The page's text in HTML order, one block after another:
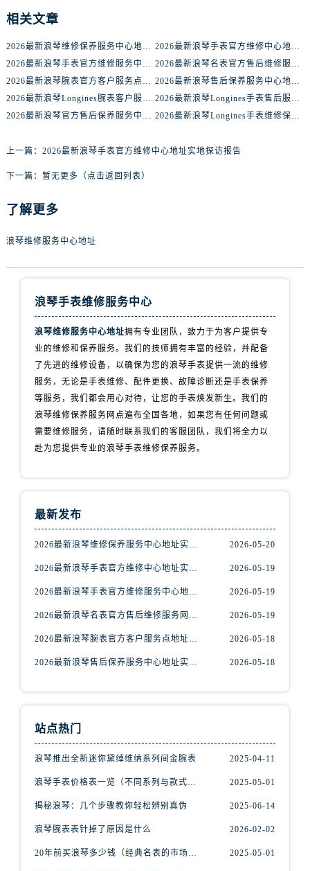
青海省海北藏族自治州海晏县将军路浪琴售后服务中心（需提前预约）
青海省海东市乐都区滨河路浪琴售后服务中心（需提前预约）
青海省海南藏族自治州共和县青海湖大街浪琴售后服务中心（需提前预约）
青海省海西蒙古族藏族自治州德令哈市柴达木路浪琴售后服务中心（需提前预约）
青海省黄南藏族自治州同仁市德合隆路浪琴售后服务中心（需提前预约）
陕西省渭南市临渭区东风大街浪琴售后服务中心（需提前预约）
新疆维吾尔自治区博乐市博乐市北京路浪琴售后服务中心（需提前预约）
新疆维吾尔自治区库尔勒市库尔勒市人民东路浪琴售后服务中心（需提前预约）
相关文章
2026最新浪琴维修保养服务中心地址实地探访报告
2026最新浪琴手表官方维修中心地址实地探访报告
2026最新浪琴手表官方维修服务中心地址考察报告
2026最新浪琴名表官方售后维修服务网点地址调研报告
2026最新浪琴腕表官方客户服务点地址考察报告
2026最新浪琴售后保养服务中心地址实地探访报告
2026最新浪琴Longines腕表客户服务中心网点地址考察报告
2026最新浪琴Longines手表售后服务中心地址调研报告
2026最新浪琴官方售后保养服务中心地址考察报告
2026最新浪琴Longines手表维修保养服务网点地址实地探访报告
上一篇： 2026最新浪琴手表官方维修中心地址实地探访报告
下一篇： 暂无更多（点击返回列表）
了解更多
浪琴维修服务中心地址
浪琴手表维修服务中心
浪琴维修服务中心地址拥有专业团队，致力于为客户提供专
业的维修和保养服务。我们的技师拥有丰富的经验，并配备
了先进的维修设备，以确保为您的浪琴手表提供一流的维修
服务，无论是手表维修、配件更换、故障诊断还是手表保养
等服务，我们都会用心对待，让您的手表焕发新生。我们的
浪琴维修保养服务网点遍布全国各地，如果您有任何问题或
需要维修服务，请随时联系我们的客服团队，我们将全力以
赴为您提供专业的浪琴手表维修保养服务。
最新发布
2026最新浪琴维修保养服务中心地址实地探访报告 2026-05-20
2026最新浪琴手表官方维修中心地址实地探访报告 2026-05-19
2026最新浪琴手表官方维修服务中心地址考察报告 2026-05-19
2026最新浪琴名表官方售后维修服务网点地址调研报告 2026-05-19
2026最新浪琴腕表官方客户服务点地址考察报告 2026-05-18
2026最新浪琴售后保养服务中心地址实地探访报告 2026-05-18
站点热门
浪琴推出全新迷你黛绰维纳系列间金腕表 2025-04-11
浪琴手表价格表一览（不同系列与款式的价格区间） 2025-05-01
揭秘浪琴：几个步骤教你轻松辨别真伪 2025-06-14
浪琴腕表表针掉了原因是什么 2026-02-02
20年前买浪琴多少钱（经典名表的市场价值回顾） 2025-05-01